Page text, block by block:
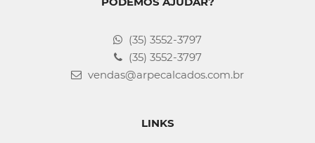
(35) 3552-3797
(35) 3552-3797
vendas@arpecalcados.com.br
LINKS